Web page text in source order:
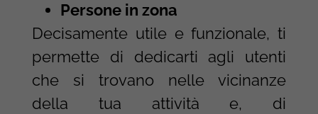
Persone in zona
Decisamente utile e funzionale, ti
permette di dedicarti agli utenti
che si trovano nelle vicinanze
della tua attività e, di